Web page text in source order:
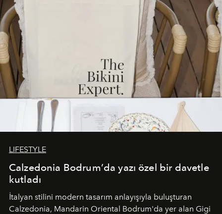
LIFESTYLE
Calzedonia Bodrum’da yazı özel bir davetle
kutladı
İtalyan stilini modern tasarım anlayışıyla buluşturan
Calzedonia, Mandarin Oriental Bodrum'da yer alan Gigi